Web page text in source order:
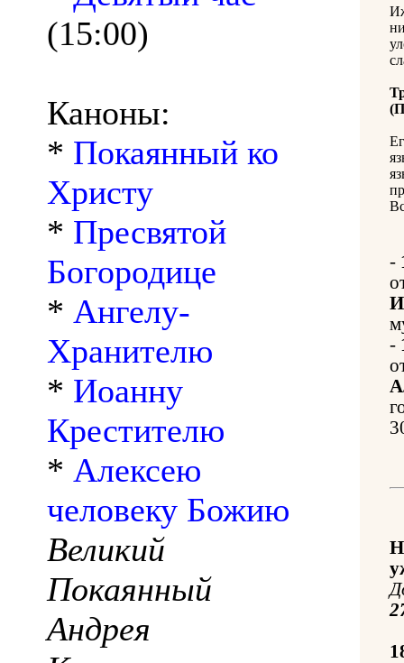
(15:00)
Каноны:
* Покаянный ко
Христу
* Пресвятой
Богородице
* Ангелу-
Хранителю
* Иоанну
Крестителю
* Алексею
человеку Божию
Великий
Покаянный
Андрея
-
-